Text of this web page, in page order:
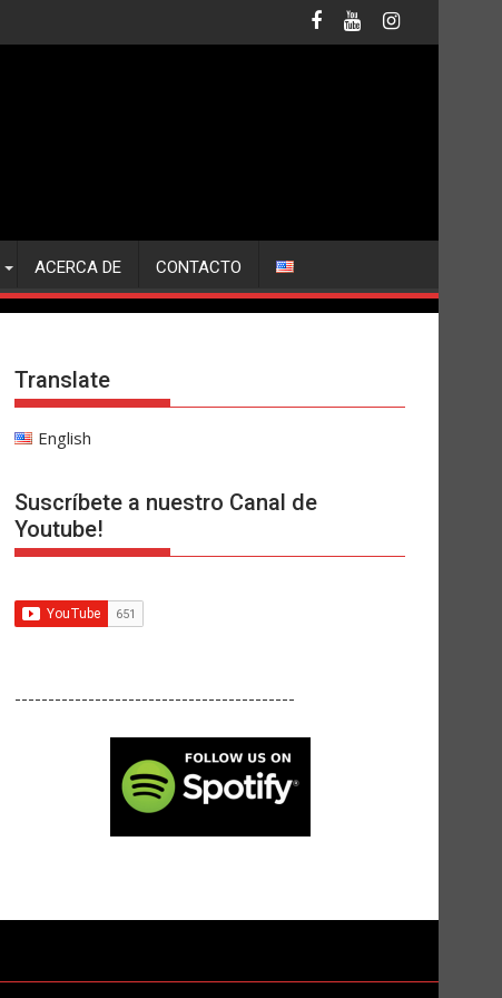
ACERCA DE CONTACTO
Translate
English
Suscríbete a nuestro Canal de
Youtube!
------------------------------------------